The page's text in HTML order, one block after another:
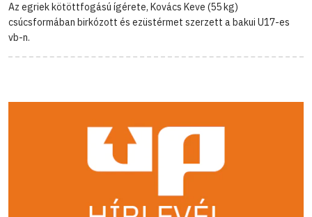
Az egriek kötöttfogású ígérete, Kovács Keve (55 kg)
csúcsformában birkózott és ezüstérmet szerzett a bakui U17-es
vb-n.